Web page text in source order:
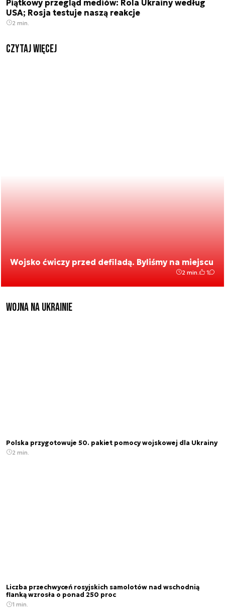
Piątkowy przegląd mediów: Rola Ukrainy według
USA; Rosja testuje naszą reakcje
2 min.
czytaj więcej
Wojsko ćwiczy przed defiladą. Byliśmy na miejscu
2 min. 1
Wojna na Ukrainie
Polska przygotowuje 50. pakiet pomocy wojskowej dla Ukrainy
2 min.
Liczba przechwyceń rosyjskich samolotów nad wschodnią
flanką wzrosła o ponad 250 proc
1 min.